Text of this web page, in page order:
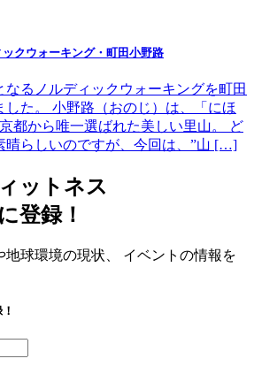
ックウォーキング・町田小野路
なるノルディックウォーキングを町田
した。 小野路（おのじ）は、「にほ
都から唯一選ばれた美しい里山。 ど
晴らしいのですが、今回は、”山 […]
ットネス
登録！
地球環境の現状、 イベントの情報を